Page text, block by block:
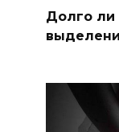
Долго ли